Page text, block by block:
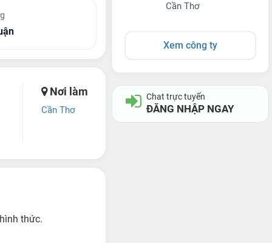
Nơi làm
Cần Thơ
thức.
Cần Thơ
Xem công ty
Chat trực tuyến
ĐĂNG NHẬP NGAY